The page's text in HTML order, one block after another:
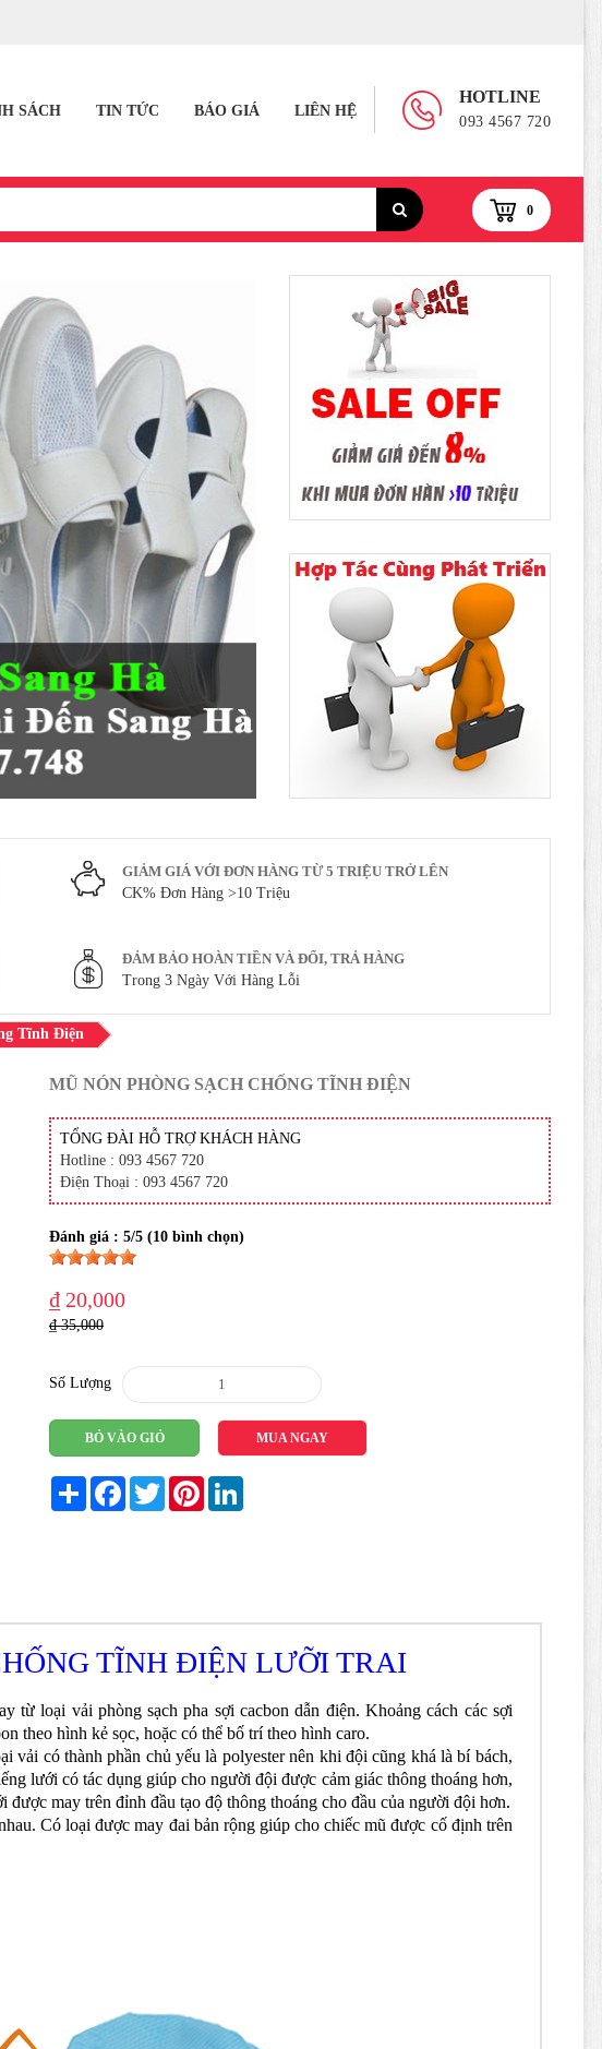
HOTLINE
093 4567 720
SÁCH TIN TỨC BÁO GIÁ LIÊN HỆ
0
GIẢM GIÁ VỚI ĐƠN HÀNG TỪ 5 TRIỆU TRỞ LÊN
CK% Đơn Hàng >10 Triệu
ĐẢM BẢO HOÀN TIỀN VÀ ĐỔI, TRẢ HÀNG
Trong 3 Ngày Với Hàng Lỗi
Tĩnh Điện
MŨ NÓN PHÒNG SẠCH CHỐNG TĨNH ĐIỆN
TỔNG ĐÀI HỖ TRỢ KHÁCH HÀNG
Hotline : 093 4567 720
Điện Thoại : 093 4567 720
Đánh giá : 5/5 (10 bình chọn)
₫ 20,000
₫ 35,000
Số Lượng
BỎ VÀO GIỎ MUA NGAY
Share FacebookTwitterPinterest
TĨNH ĐIỆN LƯỠI TRAI
từ loại vải phòng sạch pha sợi cacbon dẫn điện. Khoảng cách các sợi
theo hình kẻ sọc, hoặc có thể bố trí theo hình caro.
vải có thành phần chủ yếu là polyester nên khi đội cũng khá là bí bách,
lưới có tác dụng giúp cho người đội được cảm giác thông thoáng hơn,
may trên đỉnh đầu tạo độ thông thoáng cho đầu của người đội hơn.
Có loại được may đai bản rộng giúp cho chiếc mũ được cố định trên